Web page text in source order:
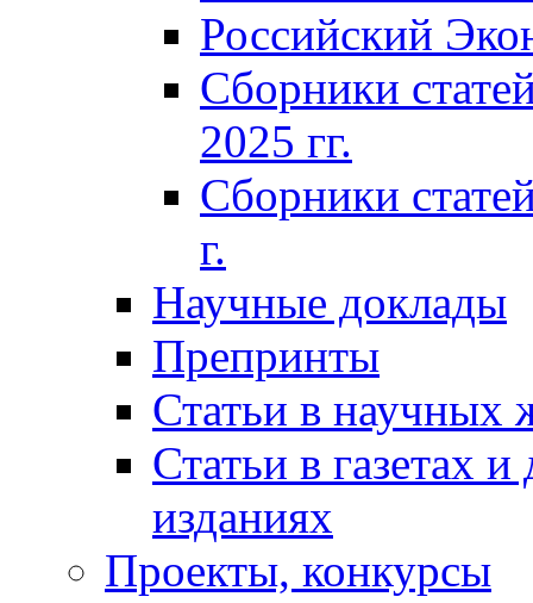
Российский
Сборники
2025 гг.
Сборники
г.
Научные доклады
Препринты
Статьи в научных
Статьи в газетах
изданиях
Проекты, конкурсы